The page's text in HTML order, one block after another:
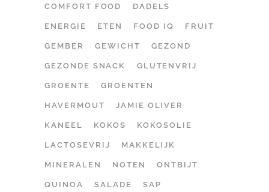
COMFORT FOOD DADELS
ENERGIE ETEN FOOD IQ FRUIT
GEMBER GEWICHT GEZOND
GEZONDE SNACK GLUTENVRIJ
GROENTE GROENTEN
HAVERMOUT JAMIE OLIVER
KANEEL KOKOS KOKOSOLIE
LACTOSEVRIJ MAKKELIJK
MINERALEN NOTEN ONTBIJT
QUINOA SALADE SAP